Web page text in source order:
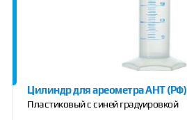
Цилиндр для ареометра АНТ (РФ)
Пластиковый с синей градуировкой